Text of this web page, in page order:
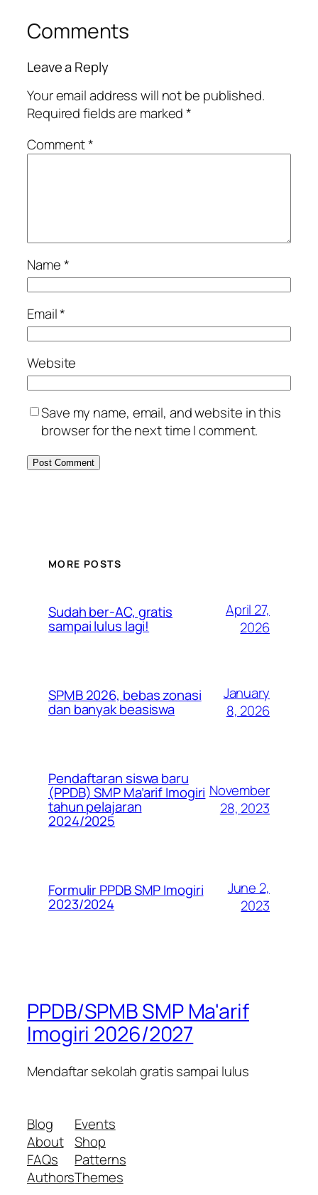
Comments
Leave a Reply
Your email address will not be published.
Required fields are marked*
Comment*
Name*
Email*
Website
Save my name, email, and website in this
browser for the next time I comment.
MORE POSTS
Sudah ber-AC, gratis
sampai lulus lagi!
April 27,
2026
SPMB 2026, bebas zonasi
dan banyak beasiswa
January
8, 2026
Pendaftaran siswa baru
(PPDB) SMP Ma’arif Imogiri
tahun pelajaran
2024/2025
November
28, 2023
Formulir PPDB SMP Imogiri
2023/2024
June 2,
2023
PPDB/SPMB SMP Ma'arif
Imogiri 2026/2027
Mendaftar sekolah gratis sampai lulus
Blog
About
FAQs
Authors
Events
Shop
Patterns
Themes